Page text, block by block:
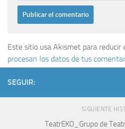
Este sitio usa Akismet para reducir
procesan los datos de tus
SEGUIR:
SIGUIENTE
TeatrEKO_Grupo de